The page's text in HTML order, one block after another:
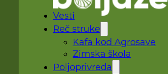
Vesti
Reč struke
Kafa kod Agrosave
Zimska škola
Poljoprivreda